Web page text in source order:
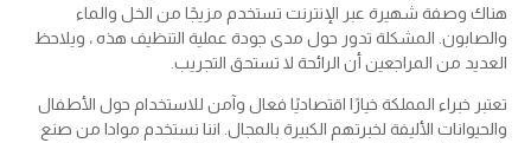
هناك وصفة شهيرة عبر الإنترنت تستخدم مزيجًا من الخل والماء
والصابون. المشكلة تدور حول مدى جودة عملية التنظيف هذه ، ويلاحظ
العديد من المراجعين أن الرائحة لا تستحق التجريب.
تعتبر خبراء المملكة خيارًا اقتصاديًا فعال وآمن للاستخدام حول الأطفال
والحيوانات الأليفة لخبرتهم الكبيرة بالمجال. اننا نستخدم موادا من صنع